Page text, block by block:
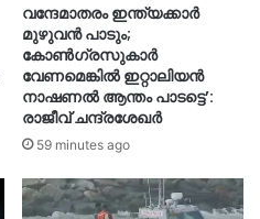
വന്ദേമാതരം ഇന്ത്യക്കാർ
മുഴുവൻ പാടും;
കോൺഗ്രസുകാർ
വേണമെങ്കിൽ ഇറ്റാലിയൻ
നാഷണൽ ആന്തം പാടട്ടെ’:
രാജീവ് ചന്ദ്രശേഖർ
59 minutes ago